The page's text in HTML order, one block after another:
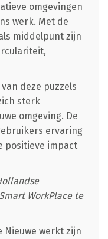
omgevingen
werk. Met de
middelpunt zijn
deze puzzels
sterk
omgeving. De
ervaring
positieve impact
WorkPlace te
Nieuwe werkt zijn